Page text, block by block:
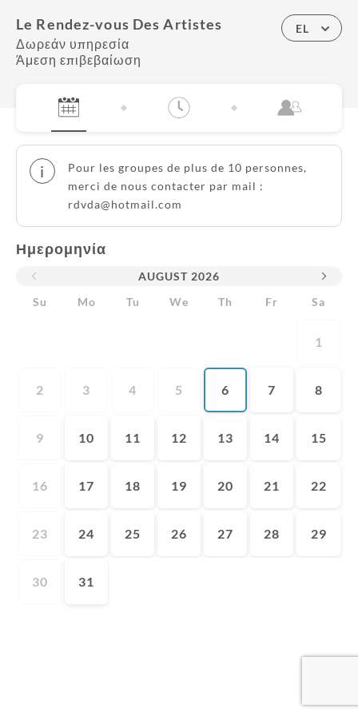
Le Rendez-vous Des Artistes
Δωρεάν υπηρεσία
Άμεση επιβεβαίωση
EL
i
Pour les groupes de plus de 10 personnes,
merci de nous contacter par mail :
rdvda@hotmail.com
Ημερομηνία
AUGUST 2026
Su
Mo Tu We Th Fr Sa
1
2 3 4 5 6 7 8
9 10 11 12 13 14 15
16 17 18 19 20 21 22
23 24 25 26 27 28 29
30 31